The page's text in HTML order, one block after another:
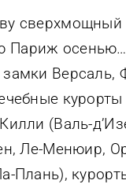
Версаль,
(Валь-
Ле-Менюир,
Плань),